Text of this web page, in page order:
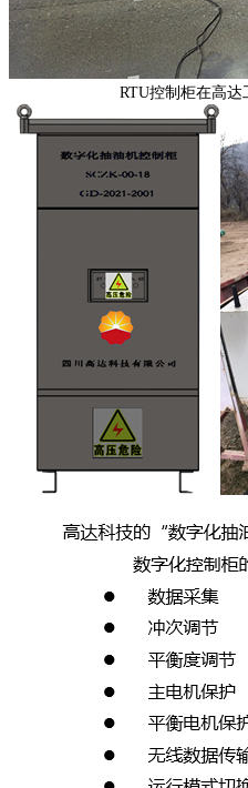
RTU控制柜在高